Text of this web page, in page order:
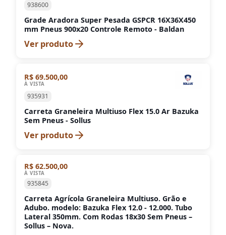
938600
Grade Aradora Super Pesada GSPCR 16X36X450
mm Pneus 900x20 Controle Remoto - Baldan
Ver produto
R$ 69.500,00
À VISTA
935931
Carreta Graneleira Multiuso Flex 15.0 Ar Bazuka
Sem Pneus - Sollus
Ver produto
R$ 62.500,00
À VISTA
935845
Carreta Agrícola Graneleira Multiuso. Grão e
Adubo. modelo: Bazuka Flex 12.0 - 12.000. Tubo
Lateral 350mm. Com Rodas 18x30 Sem Pneus –
Sollus – Nova.